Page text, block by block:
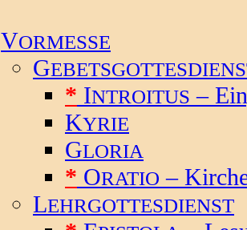
VORMESSE
G
* INTROITUS –
KYRIE
GLORIA
* ORATIO –
LEHRGOTTESDIENST